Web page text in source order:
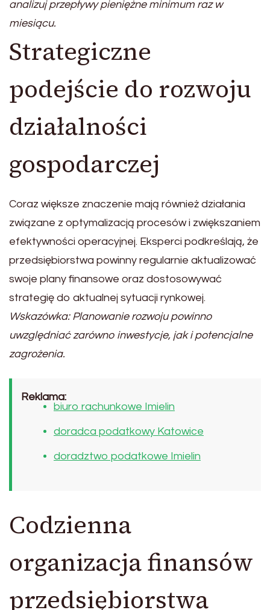
analizuj przepływy pieniężne minimum raz w
miesiącu.
Strategiczne
podejście do rozwoju
działalności
gospodarczej
Coraz większe znaczenie mają również działania
związane z optymalizacją procesów i zwiększaniem
efektywności operacyjnej. Eksperci podkreślają, że
przedsiębiorstwa powinny regularnie aktualizować
swoje plany finansowe oraz dostosowywać
strategię do aktualnej sytuacji rynkowej.
Wskazówka: Planowanie rozwoju powinno
uwzględniać zarówno inwestycje, jak i potencjalne
zagrożenia.
Reklama:
biuro rachunkowe Imielin
doradca podatkowy Katowice
doradztwo podatkowe Imielin
Codzienna
organizacja finansów
przedsiębiorstwa